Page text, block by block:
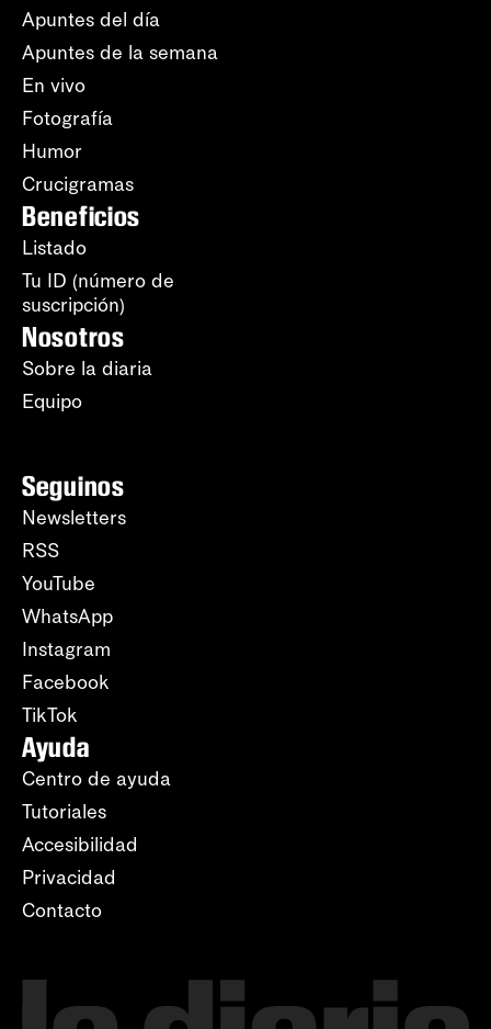
Apuntes del día
Apuntes de la semana
En vivo
Fotografía
Humor
Crucigramas
Beneficios
Listado
Tu ID (número de
suscripción)
Nosotros
Sobre la diaria
Equipo
Seguinos
Newsletters
RSS
YouTube
WhatsApp
Instagram
Facebook
TikTok
Ayuda
Centro de ayuda
Tutoriales
Accesibilidad
Privacidad
Contacto